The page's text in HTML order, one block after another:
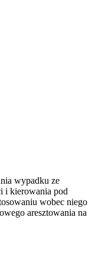
wypadku ze
i kierowania pod
wobec niego
aresztowania na